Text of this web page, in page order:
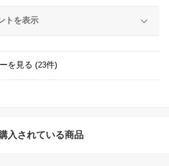
トを表示
を見る (23件)
入されている商品